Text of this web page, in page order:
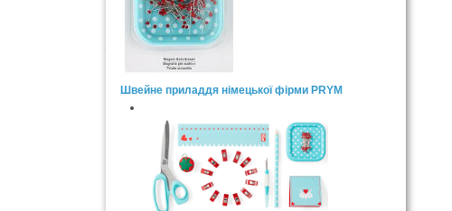
Швейне приладдя німецької фірми PRYM